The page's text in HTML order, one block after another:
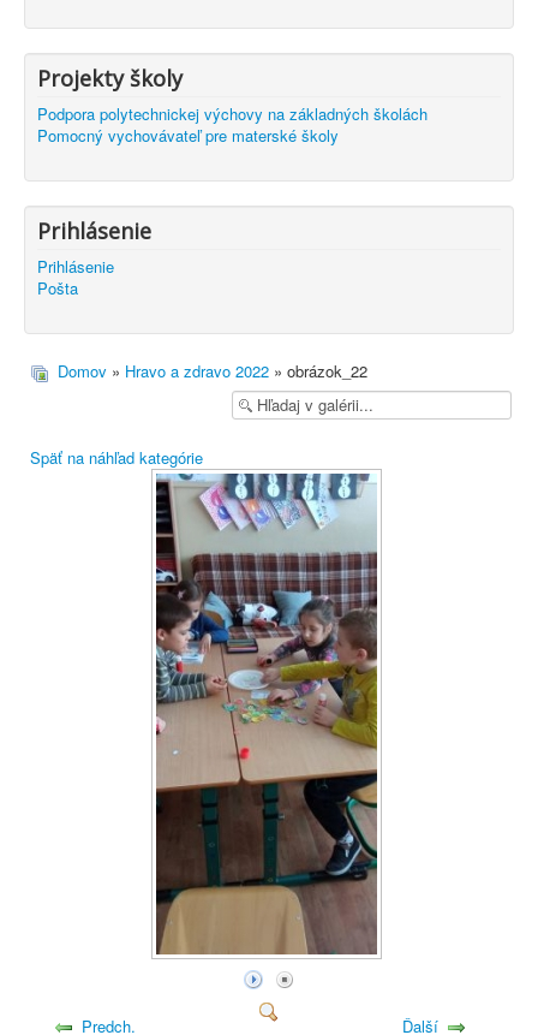
Projekty školy
Podpora polytechnickej výchovy na základných školách
Pomocný vychovávateľ pre materské školy
Prihlásenie
Prihlásenie
Pošta
Domov » Hravo a zdravo 2022 » obrázok_22
Späť na náhľad kategórie
Predch. Ďalší